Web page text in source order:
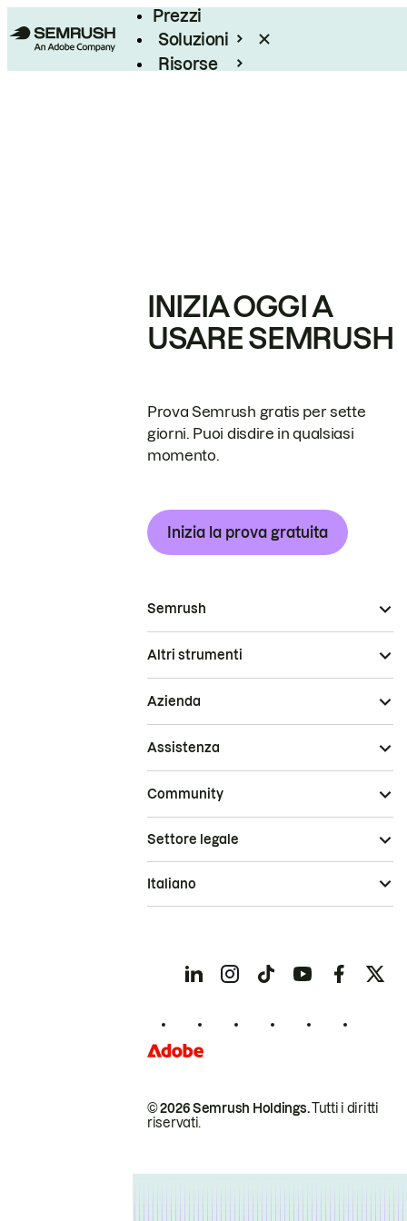
Prezzi
Soluzioni
Risorse
INIZIA OGGI A
USARE SEMRUSH
Prova Semrush gratis per sette
giorni. Puoi disdire in qualsiasi
momento.
Inizia la prova gratuita
Semrush
Altri strumenti
Azienda
Assistenza
Community
© 2026 Semrush Holdings.Tutti i diritti
riservati.
Settore legale
Italiano